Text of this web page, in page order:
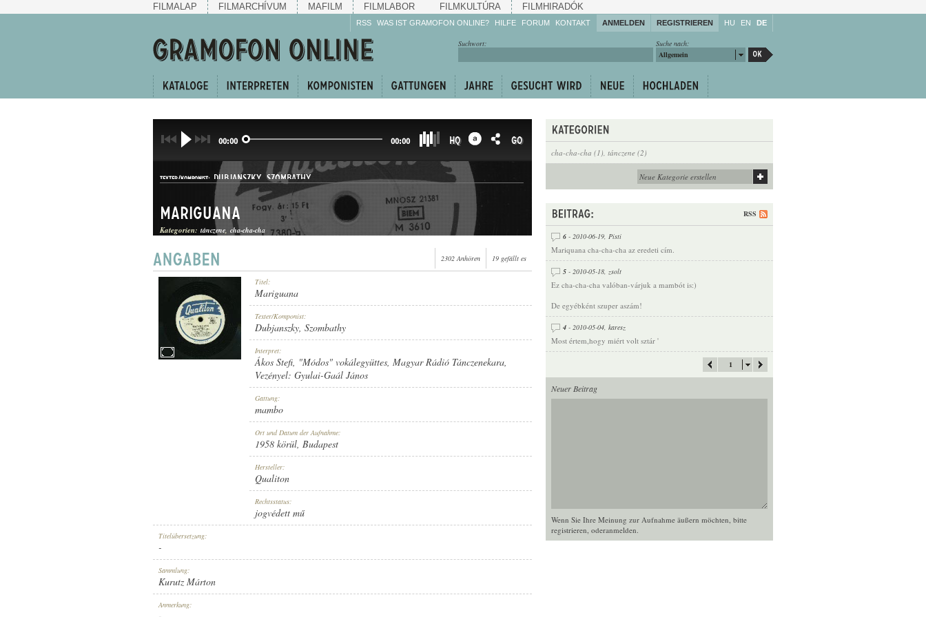
FILMALAP FILMARCHÍVUM MAFILM FILMLABOR FILMKULTÚRA FILMHIRADÓK
RSS WAS IST GRAMOFON ONLINE? HILFE
Machen Sie mit!
weiter!
FORUM KONTAKT ANMELDEN REGISTRIEREN HU EN DE
Suche nach:
Allgemein
Suchwort:
cha-cha-cha (1), tánczene (2)
RSS
6 - 2010-06-19, Pisti
Mariquana cha-cha-cha az eredeti cím.
5 - 2010-05-18, zsolt
Ez cha-cha-cha valóban-várjuk a mambót is:)
De egyébként szuper aszám!
4 - 2010-05-04, karesz
Most értem,hogy miért volt sztár '
1
Neuer Beitrag
Wenn Sie Ihre Meinung zur Aufnahme äußern möchten, bitte
registrieren, oderanmelden.
00:00 00:00 HQ GO
TEXTER/KOMPONIST: DUBJANSZKY,SZOMBATHY
MAMBO
1958 KÖRÜL
T 7380-A
Mariguana
Kategorien: tánczene cha-cha-cha
2302 Anhören 19 gefällt es
Titel:
Mariguana
Texter/Komponist:
Dubjanszky, Szombathy
Interpret:
Ákos Stefi, "Módos" vokálegyüttes, Magyar Rádió Tánczenekara,
Vezényel: Gyulai-Gaál János
Gattung:
mambo
Ort und Datum der Aufnahme:
1958 körül, Budapest
Hersteller:
Qualiton
Rechtsstatus:
jogvédett mű
Titelübersetzung:
-
Sammlung:
Kurutz Márton
Anmerkung: